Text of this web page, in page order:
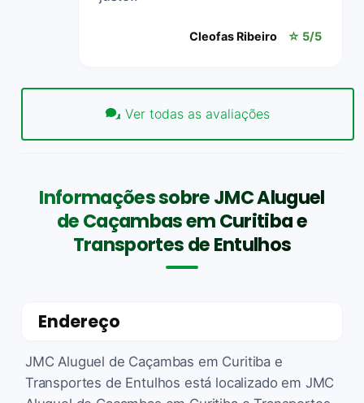
Cleofas Ribeiro ☆ 5/5
Ver todas as avaliações
Informações sobre JMC Aluguel
de Caçambas em Curitiba e
Transportes de Entulhos
Endereço
JMC Aluguel de Caçambas em Curitiba e
Transportes de Entulhos está localizado em JMC